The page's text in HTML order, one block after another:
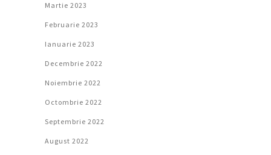
Martie 2023
Februarie 2023
Ianuarie 2023
Decembrie 2022
Noiembrie 2022
Octombrie 2022
Septembrie 2022
August 2022